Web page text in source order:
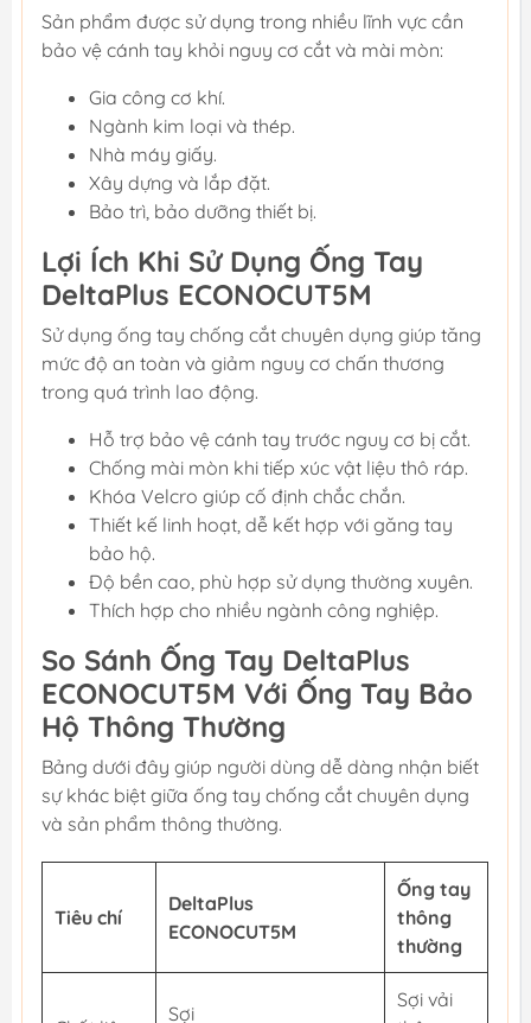
Sản phẩm được sử dụng trong nhiều lĩnh vực cần
bảo vệ cánh tay khỏi nguy cơ cắt và mài mòn:
Gia công cơ khí.
Ngành kim loại và thép.
Nhà máy giấy.
Xây dựng và lắp đặt.
Bảo trì, bảo dưỡng thiết bị.
Lợi Ích Khi Sử Dụng Ống Tay
DeltaPlus ECONOCUT5M
Sử dụng ống tay chống cắt chuyên dụng giúp tăng
mức độ an toàn và giảm nguy cơ chấn thương
trong quá trình lao động.
Hỗ trợ bảo vệ cánh tay trước nguy cơ bị cắt.
Chống mài mòn khi tiếp xúc vật liệu thô ráp.
Khóa Velcro giúp cố định chắc chắn.
Thiết kế linh hoạt, dễ kết hợp với găng tay
bảo hộ.
Độ bền cao, phù hợp sử dụng thường xuyên.
Thích hợp cho nhiều ngành công nghiệp.
So Sánh Ống Tay DeltaPlus
ECONOCUT5M Với Ống Tay Bảo
Hộ Thông Thường
Bảng dưới đây giúp người dùng dễ dàng nhận biết
sự khác biệt giữa ống tay chống cắt chuyên dụng
và sản phẩm thông thường.
Tiêu chí
DeltaPlus
ECONOCUT5M
Ống tay
thông
thường
Sợi
Sợi vải